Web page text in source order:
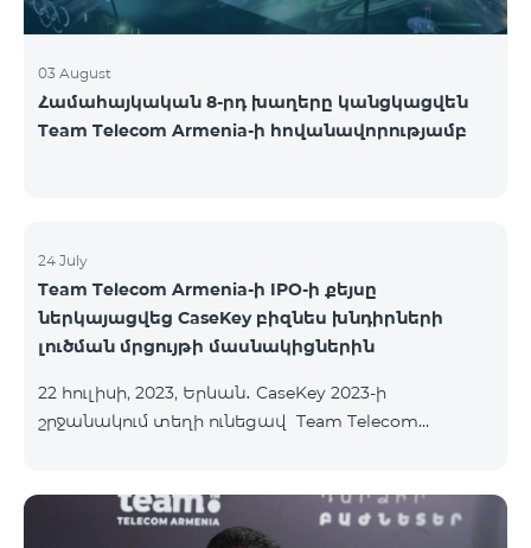
03 August
Համահայկական 8-րդ խաղերը կանցկացվեն
Team Telecom Armenia-ի հովանավորությամբ
24 July
Team Telecom Armenia-ի IPO-ի քեյսը
ներկայացվեց CaseKey բիզնես խնդիրների
լուծման մրցույթի մասնակիցներին
22 հուլիսի, 2023, Երևան․ CaseKey 2023-ի
շրջանակում տեղի ունեցավ Team Telecom
Հայաստանի տարբեր բուհերից շուրջ 200
երիտասարդներ ծանոթացան առաջնային